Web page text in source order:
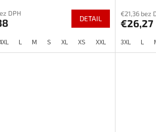
DPH
DETAIL
L M S XL XS XXL
€21,36 bez
€26,27
3XL L